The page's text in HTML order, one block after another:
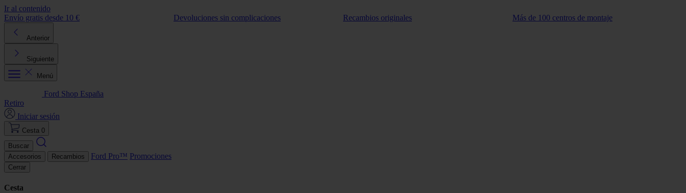
Ir al contenido
Envío gratis desde 10 €
Devoluciones sin complicaciones Recambios originales Más de 100 centros de montaje
Anterior
Siguiente
Menú
Ford Shop España
Retiro
Iniciar sesión
Cesta 0
Buscar
Accesorios
Recambios Ford Pro™ Promociones
Cerrar
Cesta